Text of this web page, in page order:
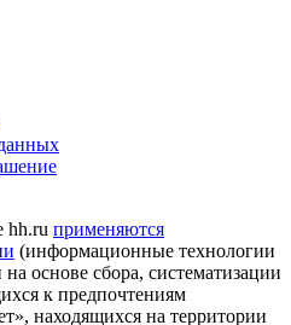
hh.ru применяются
(информационные технологии
основе сбора, систематизации
к предпочтениям
находящихся на территории